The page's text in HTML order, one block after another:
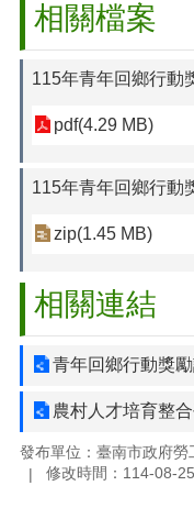
相關檔案
115年青年回鄉行動
pdf(4.29 MB)
115年青年回鄉行動
zip(1.45 MB)
相關連結
青年回鄉行動獎
農村人才培育整
發布單位：臺南市政府勞
修改時間：114-08-25